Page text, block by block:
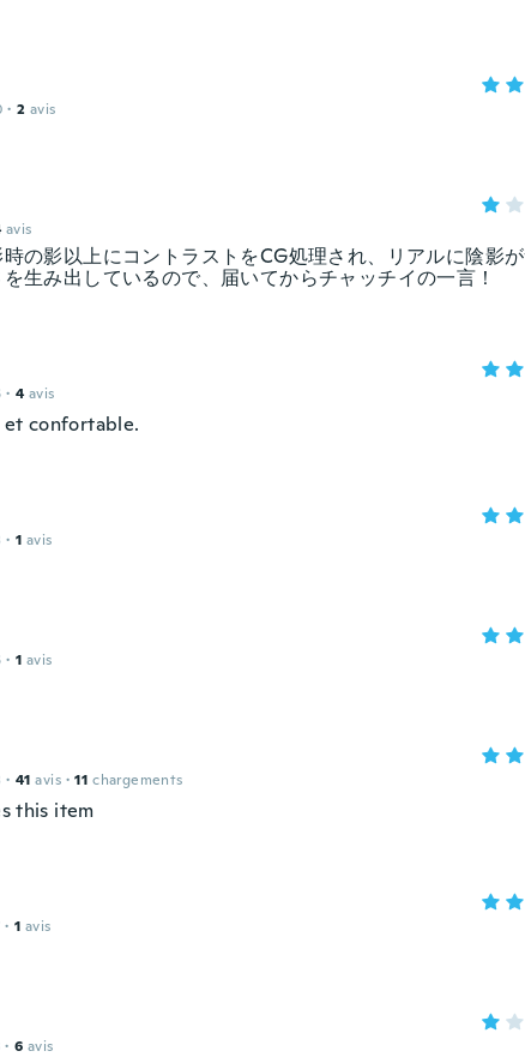
· 2 avis
avis
の影以上にコントラストをCG処理され、リアルに陰影
生み出しているので、届いてからチャッチイの一言！
· 4 avis
et confortable.
· 1 avis
· 1 avis
· 41 avis · 11 chargements
this item
· 1 avis
· 6 avis